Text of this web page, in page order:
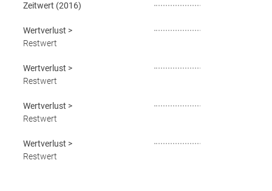
Zeitwert (2016)
Wertverlust >
Restwert
Wertverlust >
Restwert
Wertverlust >
Restwert
Wertverlust >
Restwert